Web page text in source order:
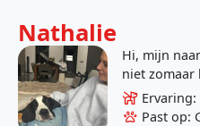
Nathalie
Hi, mijn
niet zomaar
die zij
Ervaring:
Past op: